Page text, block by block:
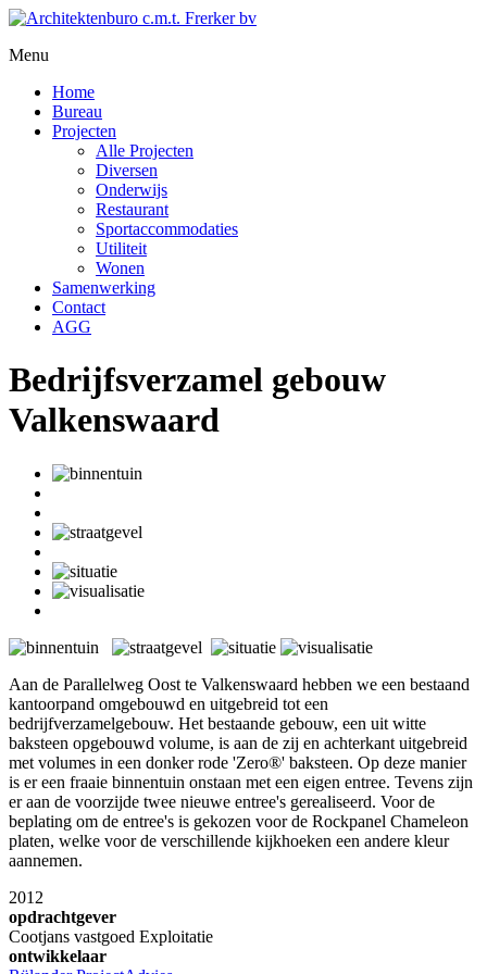
Menu
Home
Bureau
Projecten
Alle Projecten
Diversen
Onderwijs
Restaurant
Sportaccommodaties
Utiliteit
Wonen
Samenwerking
Contact
AGG
Bedrijfsverzamel gebouw
Valkenswaard
Aan de Parallelweg Oost te Valkenswaard hebben we een bestaand
kantoorpand omgebouwd en uitgebreid tot een
bedrijfverzamelgebouw. Het bestaande gebouw, een uit witte
baksteen opgebouwd volume, is aan de zij en achterkant uitgebreid
met volumes in een donker rode 'Zero®' baksteen. Op deze manier
is er een fraaie binnentuin onstaan met een eigen entree. Tevens zijn
er aan de voorzijde twee nieuwe entree's gerealiseerd. Voor de
beplating om de entree's is gekozen voor de Rockpanel Chameleon
platen, welke voor de verschillende kijkhoeken een andere kleur
aannemen.
2012
opdrachtgever
Cootjans vastgoed Exploitatie
ontwikkelaar